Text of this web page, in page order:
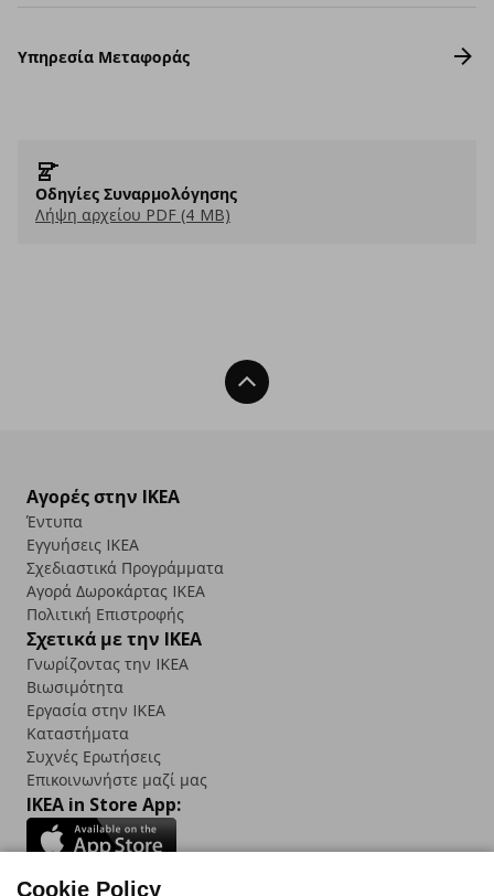
Υπηρεσία Μεταφοράς
Οδηγίες Συναρμολόγησης
Λήψη αρχείου PDF (4 MB)
Back To Top
Αγορές στην IKEA
Έντυπα
Εγγυήσεις IKEA
Σχεδιαστικά Προγράμματα
Αγορά Δωρoκάρτας IKEA
Πολιτική Επιστροφής
Σχετικά με την IKEA
Γνωρίζοντας την IKEA
Βιωσιμότητα
Εργασία στην IKEA
Καταστήματα
Συχνές Ερωτήσεις
Επικοινωνήστε μαζί μας
IKEA in Store App:
Cookie Policy